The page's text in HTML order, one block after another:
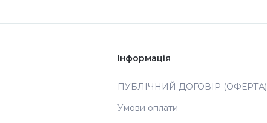
Інформація
ПУБЛІЧНИЙ ДОГОВІР (ОФЕРТА)
Умови оплати